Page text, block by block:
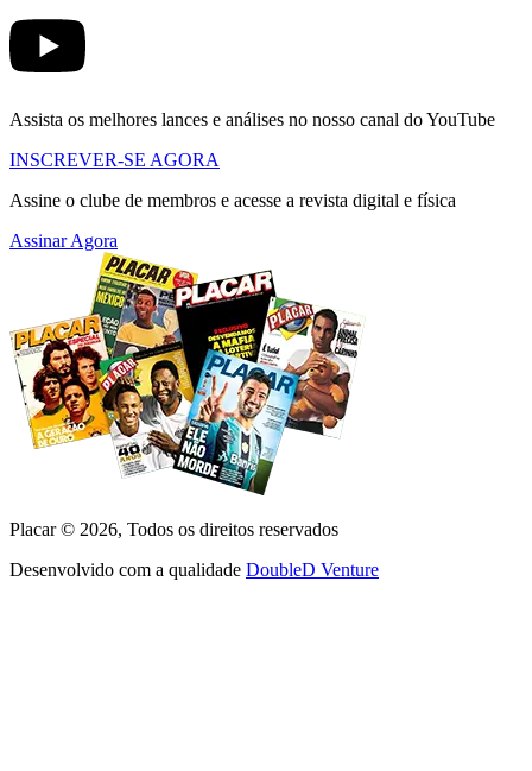
Assista os melhores lances e análises no nosso canal do YouTube
INSCREVER-SE AGORA
Assine o clube de membros e acesse a revista digital e física
Assinar Agora
Placar © 2026, Todos os direitos reservados
Desenvolvido com a qualidade DoubleD Venture